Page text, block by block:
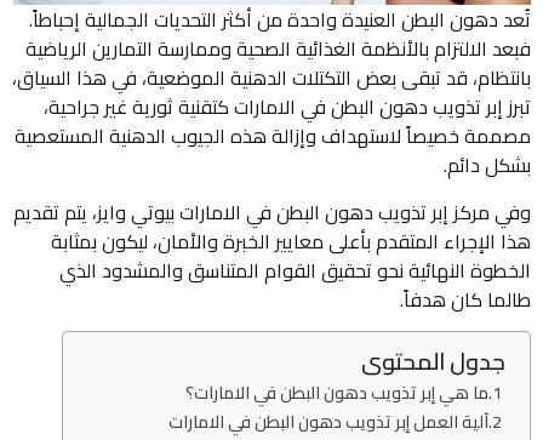
تُعد دهون البطن العنيدة واحدة من أكثر التحديات الجمالية إحباطاً.
فبعد الالتزام بالأنظمة الغذائية الصحية وممارسة التمارين الرياضية
بانتظام، قد تبقى بعض التكتلات الدهنية الموضعية، في هذا السياق،
تبرز إبر تذويب دهون البطن في الامارات كتقنية ثورية غير جراحية،
مصممة خصيصاً لاستهداف وإزالة هذه الجيوب الدهنية المستعصية
بشكل دائم.
وفي مركز إبر تذويب دهون البطن في الامارات بيوتي وايز، يتم تقديم
هذا الإجراء المتقدم بأعلى معايير الخبرة والأمان، ليكون بمثابة
الخطوة النهائية نحو تحقيق القوام المتناسق والمشدود الذي
طالما كان هدفاً.
جدول المحتوى
ما هي إبر تذويب دهون البطن في الامارات؟
آلية العمل إبر تذويب دهون البطن في الامارات